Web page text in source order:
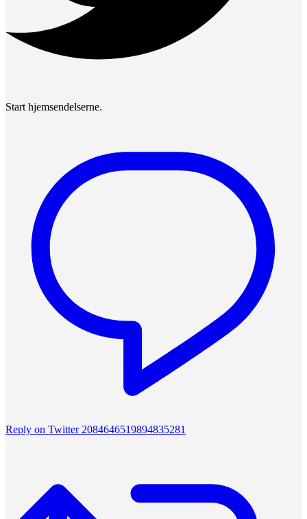
Start hjemsendelserne.
Reply on Twitter 2084646519894835281